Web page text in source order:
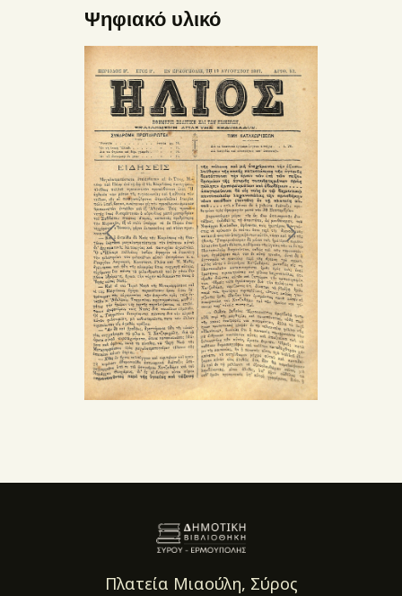
Ψηφιακό υλικό
Πλατεία Μιαούλη, Σύρος